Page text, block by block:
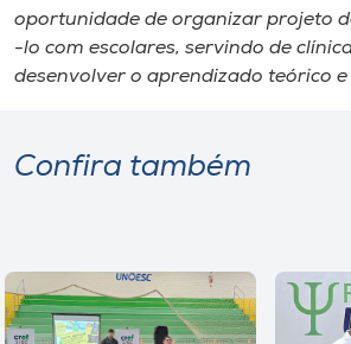
oportunidade de organizar projeto
-lo com escolares, servindo de
desenvolver o aprendizado teórico e
Confira também